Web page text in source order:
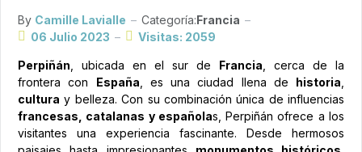
By Camille Lavialle Categoría:Francia
06 Julio 2023
Visitas: 2059
Perpiñán , ubicada en el sur de Francia , cerca de la
frontera con España , es una ciudad llena de historia
cultura y belleza. Con su combinación única de influencias
francesas, catalanas y españolas, Perpiñán ofrece a los
visitantes una experiencia fascinante. Desde hermosos